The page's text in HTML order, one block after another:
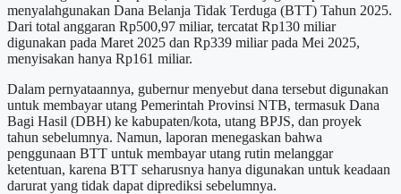
menyalahgunakan Dana Belanja Tidak Terduga (BTT) Tahun 2025.
Dari total anggaran Rp500,97 miliar, tercatat Rp130 miliar
digunakan pada Maret 2025 dan Rp339 miliar pada Mei 2025,
menyisakan hanya Rp161 miliar.
Dalam pernyataannya, gubernur menyebut dana tersebut digunakan
untuk membayar utang Pemerintah Provinsi NTB, termasuk Dana
Bagi Hasil (DBH) ke kabupaten/kota, utang BPJS, dan proyek
tahun sebelumnya. Namun, laporan menegaskan bahwa
penggunaan BTT untuk membayar utang rutin melanggar
ketentuan, karena BTT seharusnya hanya digunakan untuk keadaan
darurat yang tidak dapat diprediksi sebelumnya.